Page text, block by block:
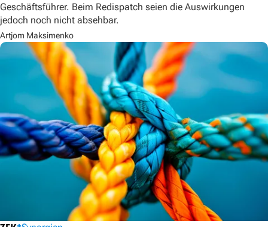
Geschäftsführer. Beim Redispatch seien die Auswirkungen
jedoch noch nicht absehbar.
Artjom Maksimenko